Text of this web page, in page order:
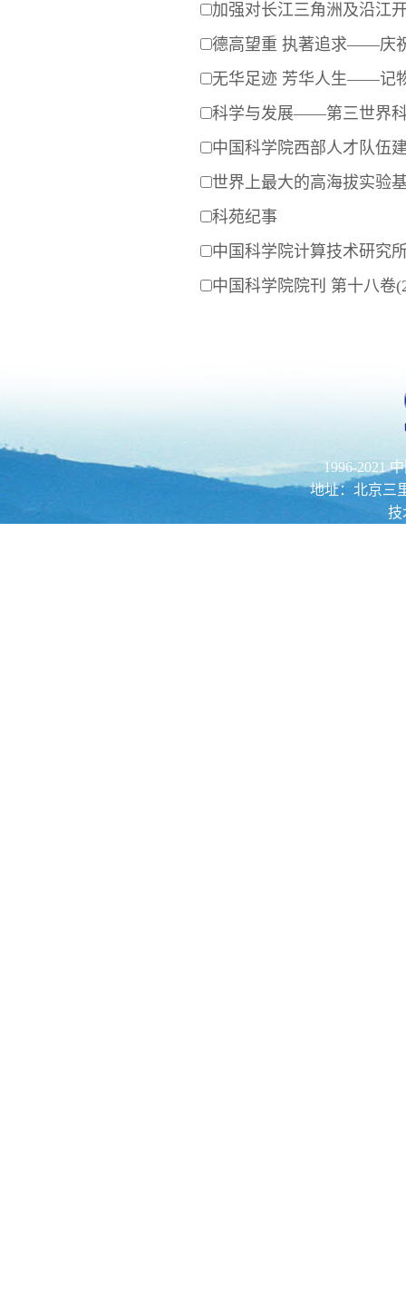
加强对长江三角洲及沿江
德高望重 执著追求——庆
无华足迹 芳华人生——记
科学与发展——第三世界
中国科学院西部人才队伍
世界上最大的高海拔实
科苑纪事
中国科学院计算技术研究
中国科学院院刊 第十八卷
1996-2021
地址：北京三
技